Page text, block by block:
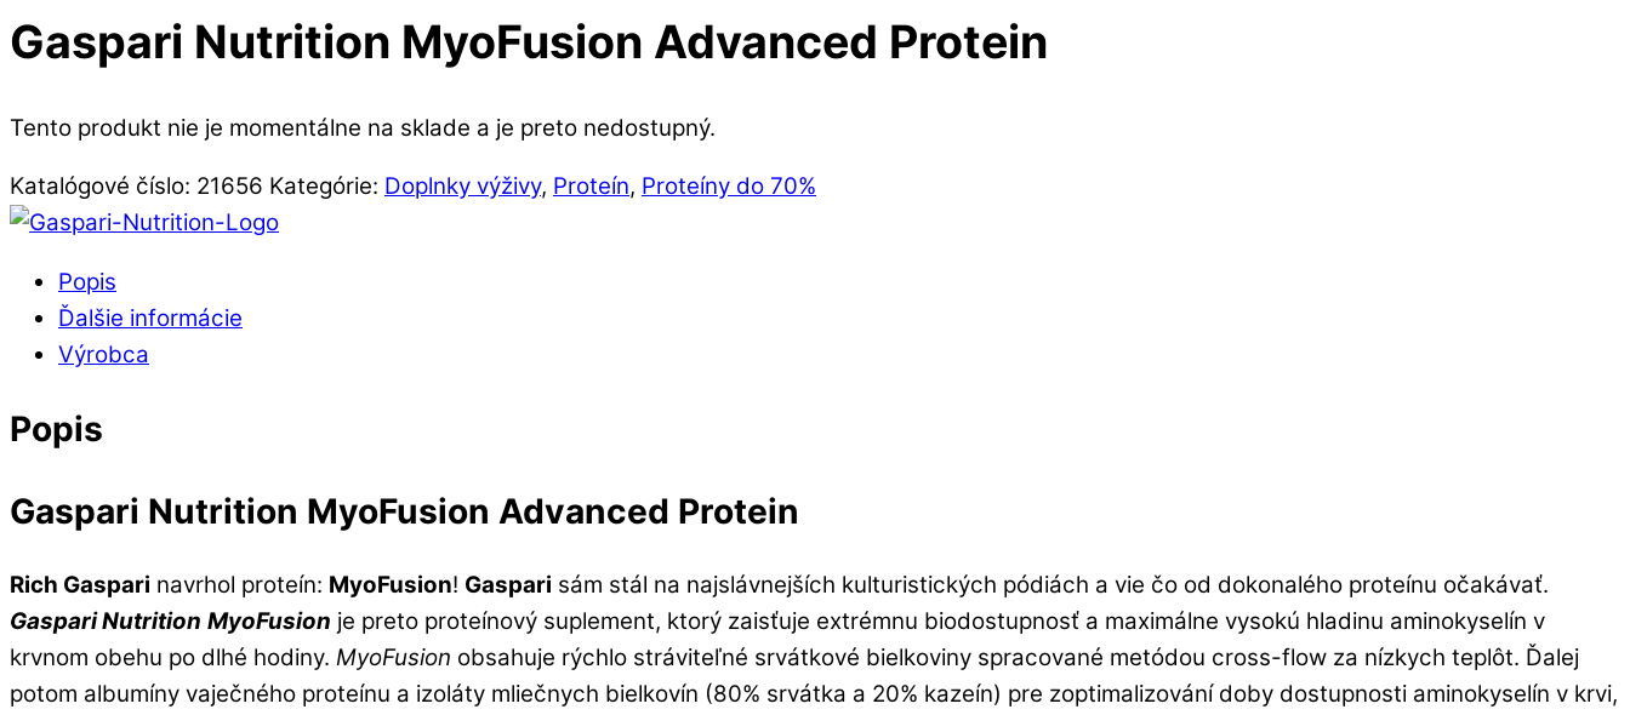
Gaspari Nutrition MyoFusion Advanced Protein
Tento produkt nie je momentálne na sklade a je preto nedostupný.
Katalógové číslo: 21656 Kategórie: Doplnky výživy, Proteín, Proteíny do 70%
Popis
Ďalšie informácie
Výrobca
Popis
Gaspari Nutrition MyoFusion Advanced Protein
Rich Gaspari navrhol proteín: MyoFusion! Gaspari sám stál na najslávnejších kulturistických pódiách a vie čo od dokonalého proteínu očakávať.
Gaspari Nutrition MyoFusion je preto proteínový suplement, ktorý zaisťuje extrémnu biodostupnosť a maximálne vysokú hladinu aminokyselín v
krvnom obehu po dlhé hodiny. MyoFusion obsahuje rýchlo stráviteľné srvátkové bielkoviny spracované metódou cross-flow za nízkych teplôt. Ďalej
potom albumíny vaječného proteínu a izoláty mliečnych bielkovín (80% srvátka a 20% kazeín) pre zoptimalizování doby dostupnosti aminokyselín v krvi,